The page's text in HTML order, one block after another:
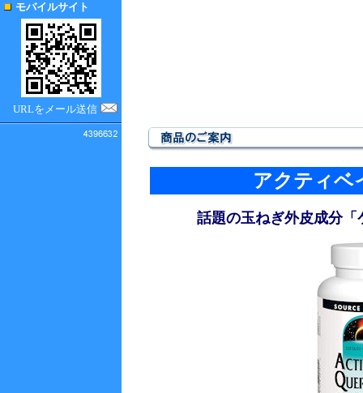
モバイルサイト
URLをメール送信
アクティベ
話題の玉ねぎ外皮成分